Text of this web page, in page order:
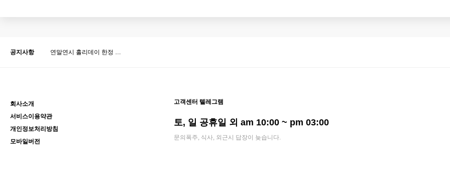
공지사항 연말연시 홀리데이 한정 …
회사소개
서비스이용약관
개인정보처리방침
모바일버전
고객센터 텔레그램
토, 일 공휴일 외 am 10:00 ~ pm 03:00
문의폭주, 식사, 외근시 답장이 늦습니다.